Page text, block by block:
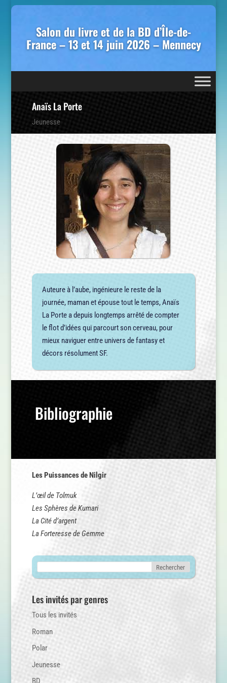
Salon du livre et de la BD d’Île-de-
France – 13 et 14 juin 2026 – Mennecy
Anaïs La Porte
Jeunesse
Auteure à l’aube, ingénieure le reste de la
journée, maman et épouse tout le temps, Anaïs
La Porte a depuis longtemps arrêté de compter
le flot d’idées qui parcourt son cerveau, pour
mieux naviguer entre univers de fantasy et
décors résolument SF.
Bibliographie
Les Puissances de Nilgir
L’œil de Tolmuk
Les Sphères de Kumari
La Cité d’argent
La Forteresse de Gemme
Les invités par genres
Tous les invités
Roman
Polar
Jeunesse
BD